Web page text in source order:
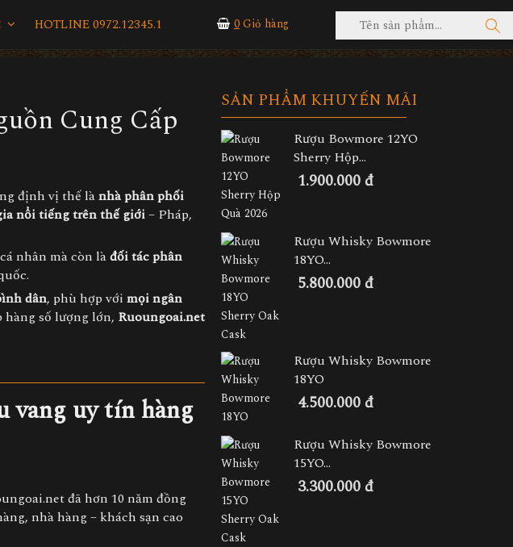
HOTLINE 0972.12345.1 0Giỏ hàng
Cung Cấp
định vị thế lànhà phân phối
nổi tiếng trên thế giới– Pháp,
nhân mà còn làđối tác phân
dân, phù hợp với mọi ngân
hàng số lượng lớn, Ruoungoai.net
vang uy tín hàng
đã hơn 10 năm đồng
nhà hàng – khách sạn cao
SẢN PHẨM KHUYẾN MÃI
Rượu Bowmore 12YO
Sherry Hộp...
1.900.000 đ
Rượu Whisky Bowmore
18YO...
5.800.000 đ
Rượu Whisky Bowmore
18YO
4.500.000 đ
Rượu Whisky Bowmore
15YO...
3.300.000 đ